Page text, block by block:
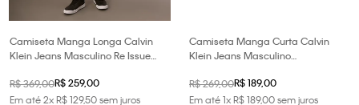
Camiseta Manga Longa Calvin
Klein Jeans Masculino Re Issue
R$369,00R$259,00
Em até2xR$129,50sem juros
Camiseta Manga Curta Calvin
Klein Jeans Masculino
Médio
R$269,00R$189,00
Em até1xR$189,00sem juros